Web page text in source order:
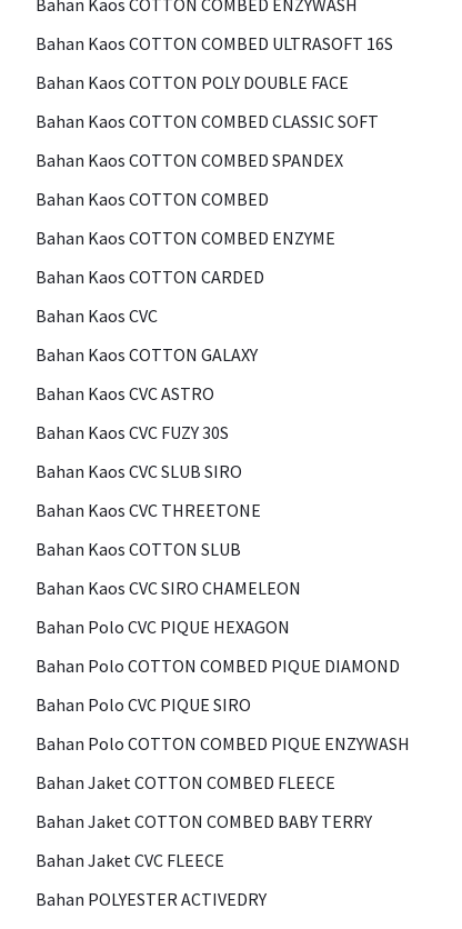
Bahan Kaos COTTON COMBED ENZYWASH
Bahan Kaos COTTON COMBED ULTRASOFT 16S
Bahan Kaos COTTON POLY DOUBLE FACE
Bahan Kaos COTTON COMBED CLASSIC SOFT
Bahan Kaos COTTON COMBED SPANDEX
Bahan Kaos COTTON COMBED
Bahan Kaos COTTON COMBED ENZYME
Bahan Kaos COTTON CARDED
Bahan Kaos CVC
Bahan Kaos COTTON GALAXY
Bahan Kaos CVC ASTRO
Bahan Kaos CVC FUZY 30S
Bahan Kaos CVC SLUB SIRO
Bahan Kaos CVC THREETONE
Bahan Kaos COTTON SLUB
Bahan Kaos CVC SIRO CHAMELEON
Bahan Polo CVC PIQUE HEXAGON
Bahan Polo COTTON COMBED PIQUE DIAMOND
Bahan Polo CVC PIQUE SIRO
Bahan Polo COTTON COMBED PIQUE ENZYWASH
Bahan Jaket COTTON COMBED FLEECE
Bahan Jaket COTTON COMBED BABY TERRY
Bahan Jaket CVC FLEECE
Bahan POLYESTER ACTIVEDRY